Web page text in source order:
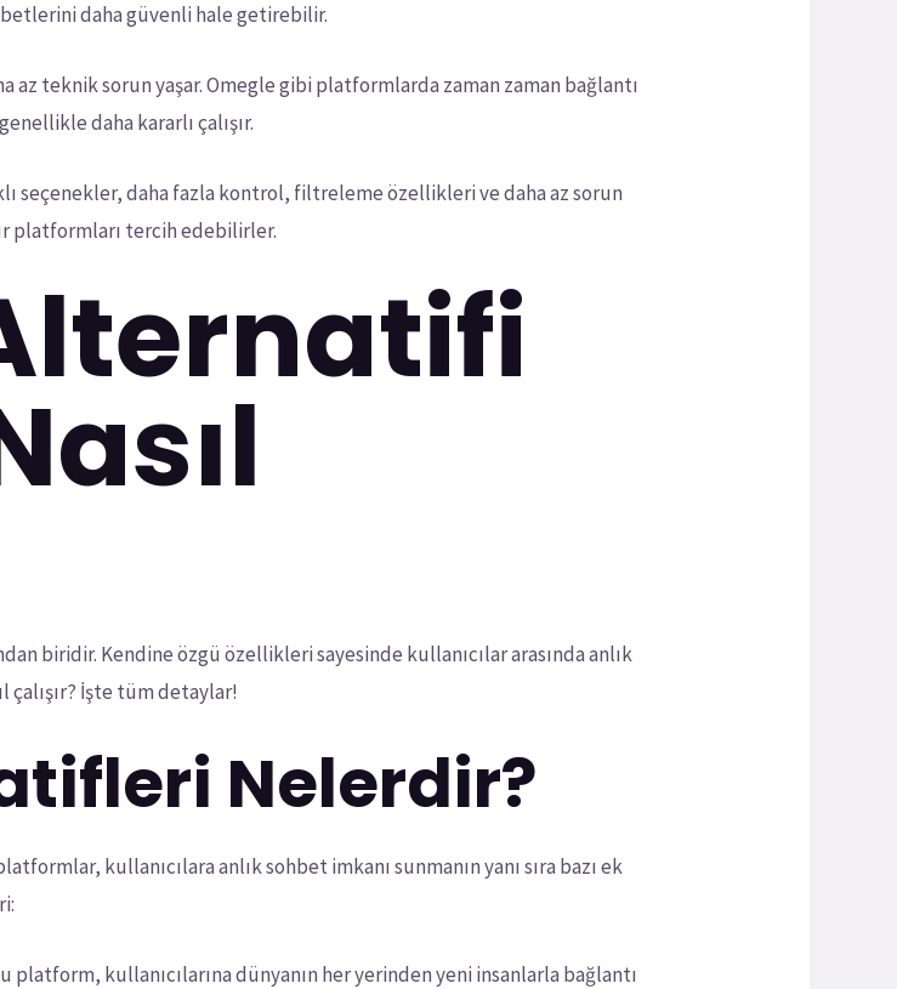
daha güvenli hale getirebilir.
az teknik sorun yaşar. Omegle gibi platformlarda zaman zaman bağlantı
daha kararlı çalışır.
seçenekler, daha fazla kontrol, filtreleme özellikleri ve daha az sorun
platformları tercih edebilirler.
biridir. Kendine özgü özellikleri sayesinde kullanıcılar arasında anlık
çalışır? İşte tüm detaylar!
Nelerdir?
kullanıcılara anlık sohbet imkanı sunmanın yanı sıra bazı ek
kullanıcılarına dünyanın her yerinden yeni insanlarla bağlantı